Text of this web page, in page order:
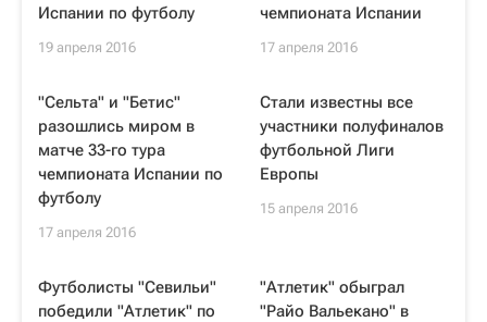
Испании по футболу
19 апреля 2016
чемпионата Испании
17 апреля 2016
"Сельта" и "Бетис"
разошлись миром в
матче 33-го тура
чемпионата Испании по
футболу
17 апреля 2016
Стали известны все
участники полуфиналов
футбольной Лиги
Европы
15 апреля 2016
Футболисты "Севильи"
победили "Атлетик" по
"Атлетик" обыграл
"Райо Вальекано" в